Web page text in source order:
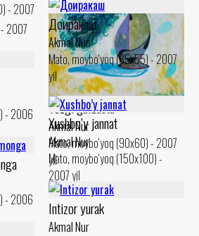
- 2007
Yozgi guldasta
Akmal Nur
Mato, moybo‘yoq (90x60) - 2007
yil
2007
Доиракаш
Akmal Nur
Mato, moybo‘yoq (85x55) - 2007
yil
- 2006
Xushbo’y jannat
Akmal Nur
Mato, moybo‘yoq (150x100) -
2007 yil
- 2006
Intizor yurak
Akmal Nur